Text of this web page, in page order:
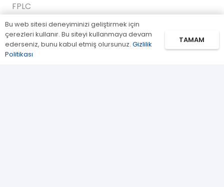
FPLC
Gaz Kromatografi
Standartlar/Reaktifler
Bu web sitesi deneyiminizi geliştirmek için
çerezleri kullanır. Bu siteyi kullanmaya devam
ederseniz, bunu kabul etmiş olursunuz. Gizlilik
Politikası
TAMAM